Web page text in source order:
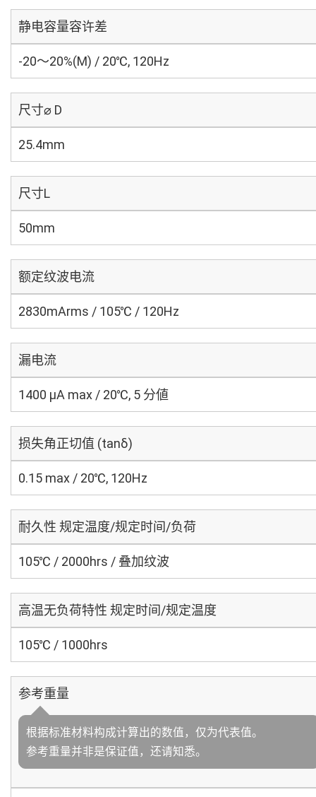
静电容量容许差
-20～20%(M) / 20℃, 120Hz
尺寸⌀ D
25.4mm
尺寸L
50mm
额定纹波电流
2830mArms / 105℃ / 120Hz
漏电流
1400 μA max / 20℃, 5 分値
损失角正切值 (tanδ)
0.15 max / 20℃, 120Hz
耐久性 规定温度/规定时间/负荷
105℃ / 2000hrs / 叠加纹波
高温无负荷特性 规定时间/规定温度
105℃ / 1000hrs
参考重量
根据标准材料构成计算出的数值，仅为代表值。
参考重量并非是保证值，还请知悉。